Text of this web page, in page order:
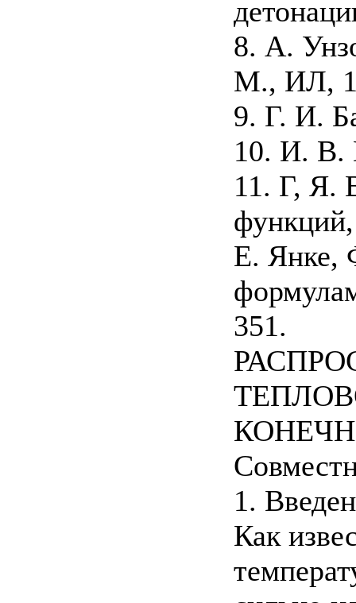
8. А.
М., ИЛ,
9. Г. И.
10. И. В.
11. Г, Я.
Е. Янке,
351.
1.
Как